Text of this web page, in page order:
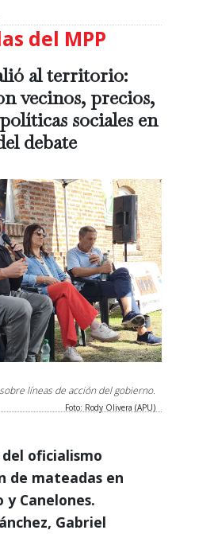
del MPP
al territorio:
vecinos, precios,
sociales en
debate
líneas de acción del gobierno.
Foto: Rody Olivera (APU)
oficialismo
de mateadas en
Canelones.
Gabriel